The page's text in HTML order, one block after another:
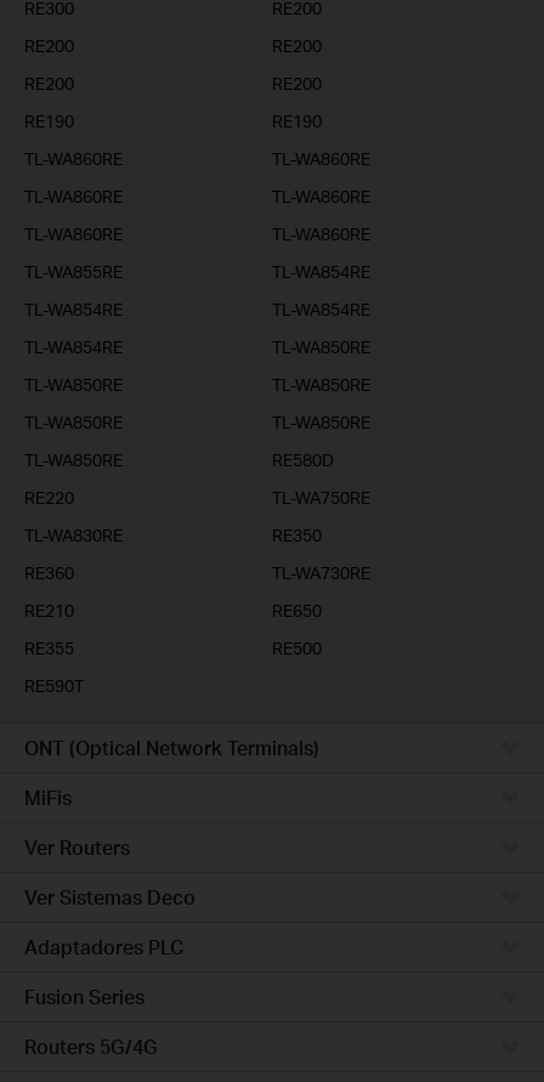
RE300
RE200
RE200
RE200
RE200
RE200
RE190
RE190
TL-WA860RE
TL-WA860RE
TL-WA860RE
TL-WA860RE
TL-WA860RE
TL-WA860RE
TL-WA855RE
TL-WA854RE
TL-WA854RE
TL-WA854RE
TL-WA854RE
TL-WA850RE
TL-WA850RE
TL-WA850RE
TL-WA850RE
TL-WA850RE
TL-WA850RE
RE580D
RE220
TL-WA750RE
TL-WA830RE
RE350
RE360
TL-WA730RE
RE210
RE650
RE355
RE500
RE590T
ONT (Optical Network Terminals)
MiFis
Ver Routers
Ver Sistemas Deco
Adaptadores PLC
Fusion Series
Routers 5G/4G